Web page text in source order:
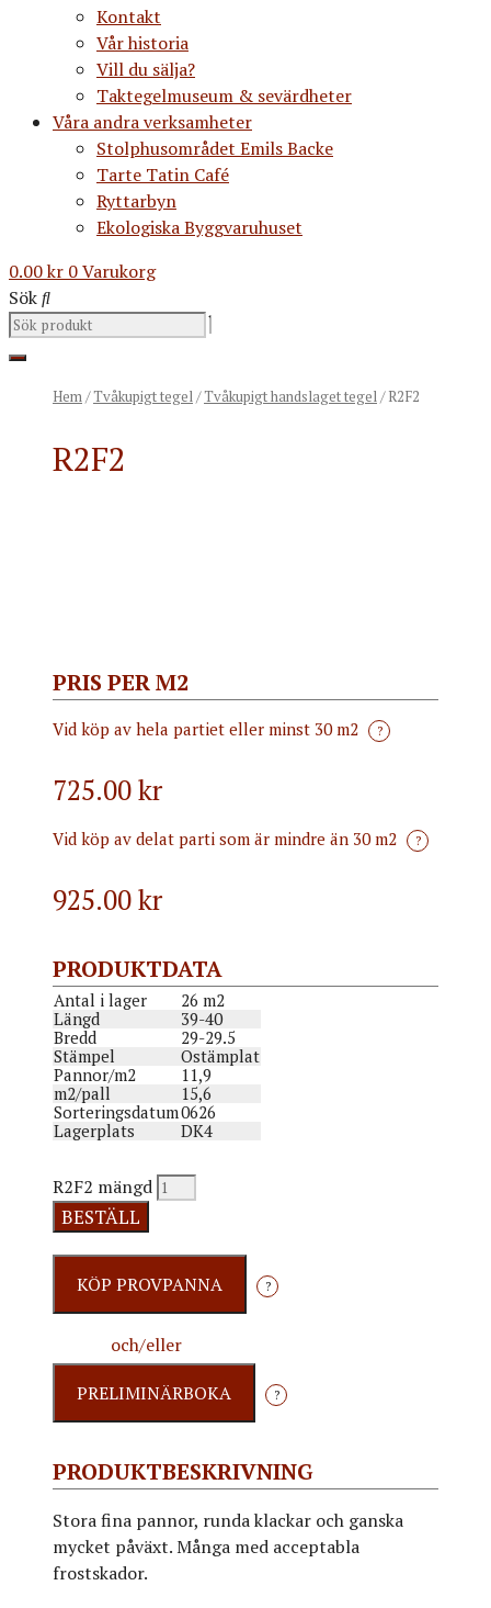
Kontakt
Vår historia
Vill du sälja?
Taktegelmuseum & sevärdheter
Våra andra verksamheter
Stolphusområdet Emils Backe
Tarte Tatin Café
Ryttarbyn
Ekologiska Byggvaruhuset
0.00kr 0Varukorg
Sök
Hem/Tvåkupigt tegel/Tvåkupigt handslaget tegel/ R2F2
R2F2
PRIS PER M2
Vid köp av hela partiet eller minst 30 m2 ?
725.00 kr
Vid köp av delat parti som är mindre än 30 m2 ?
925.00kr
PRODUKTDATA
Antal i lager
26 m2
Längd
39-40
Bredd
29-29.5
Stämpel
Ostämplat
Pannor/m2
11,9
m2/pall
15,6
Sorteringsdatum0626
Lagerplats
DK4
R2F2 mängd
BESTÄLL
?
och/eller
?
PRODUKTBESKRIVNING
Stora fina pannor, runda klackar och ganska
mycket påväxt. Många med acceptabla
frostskador.